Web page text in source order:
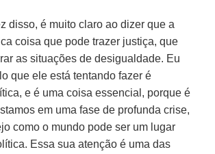
disso, é muito claro ao dizer que a
coisa que pode trazer justiça, que
as situações de desigualdade. Eu
que ele está tentando fazer é
e é uma coisa essencial, porque é
em uma fase de profunda crise,
como o mundo pode ser um lugar
Essa sua atenção é uma das